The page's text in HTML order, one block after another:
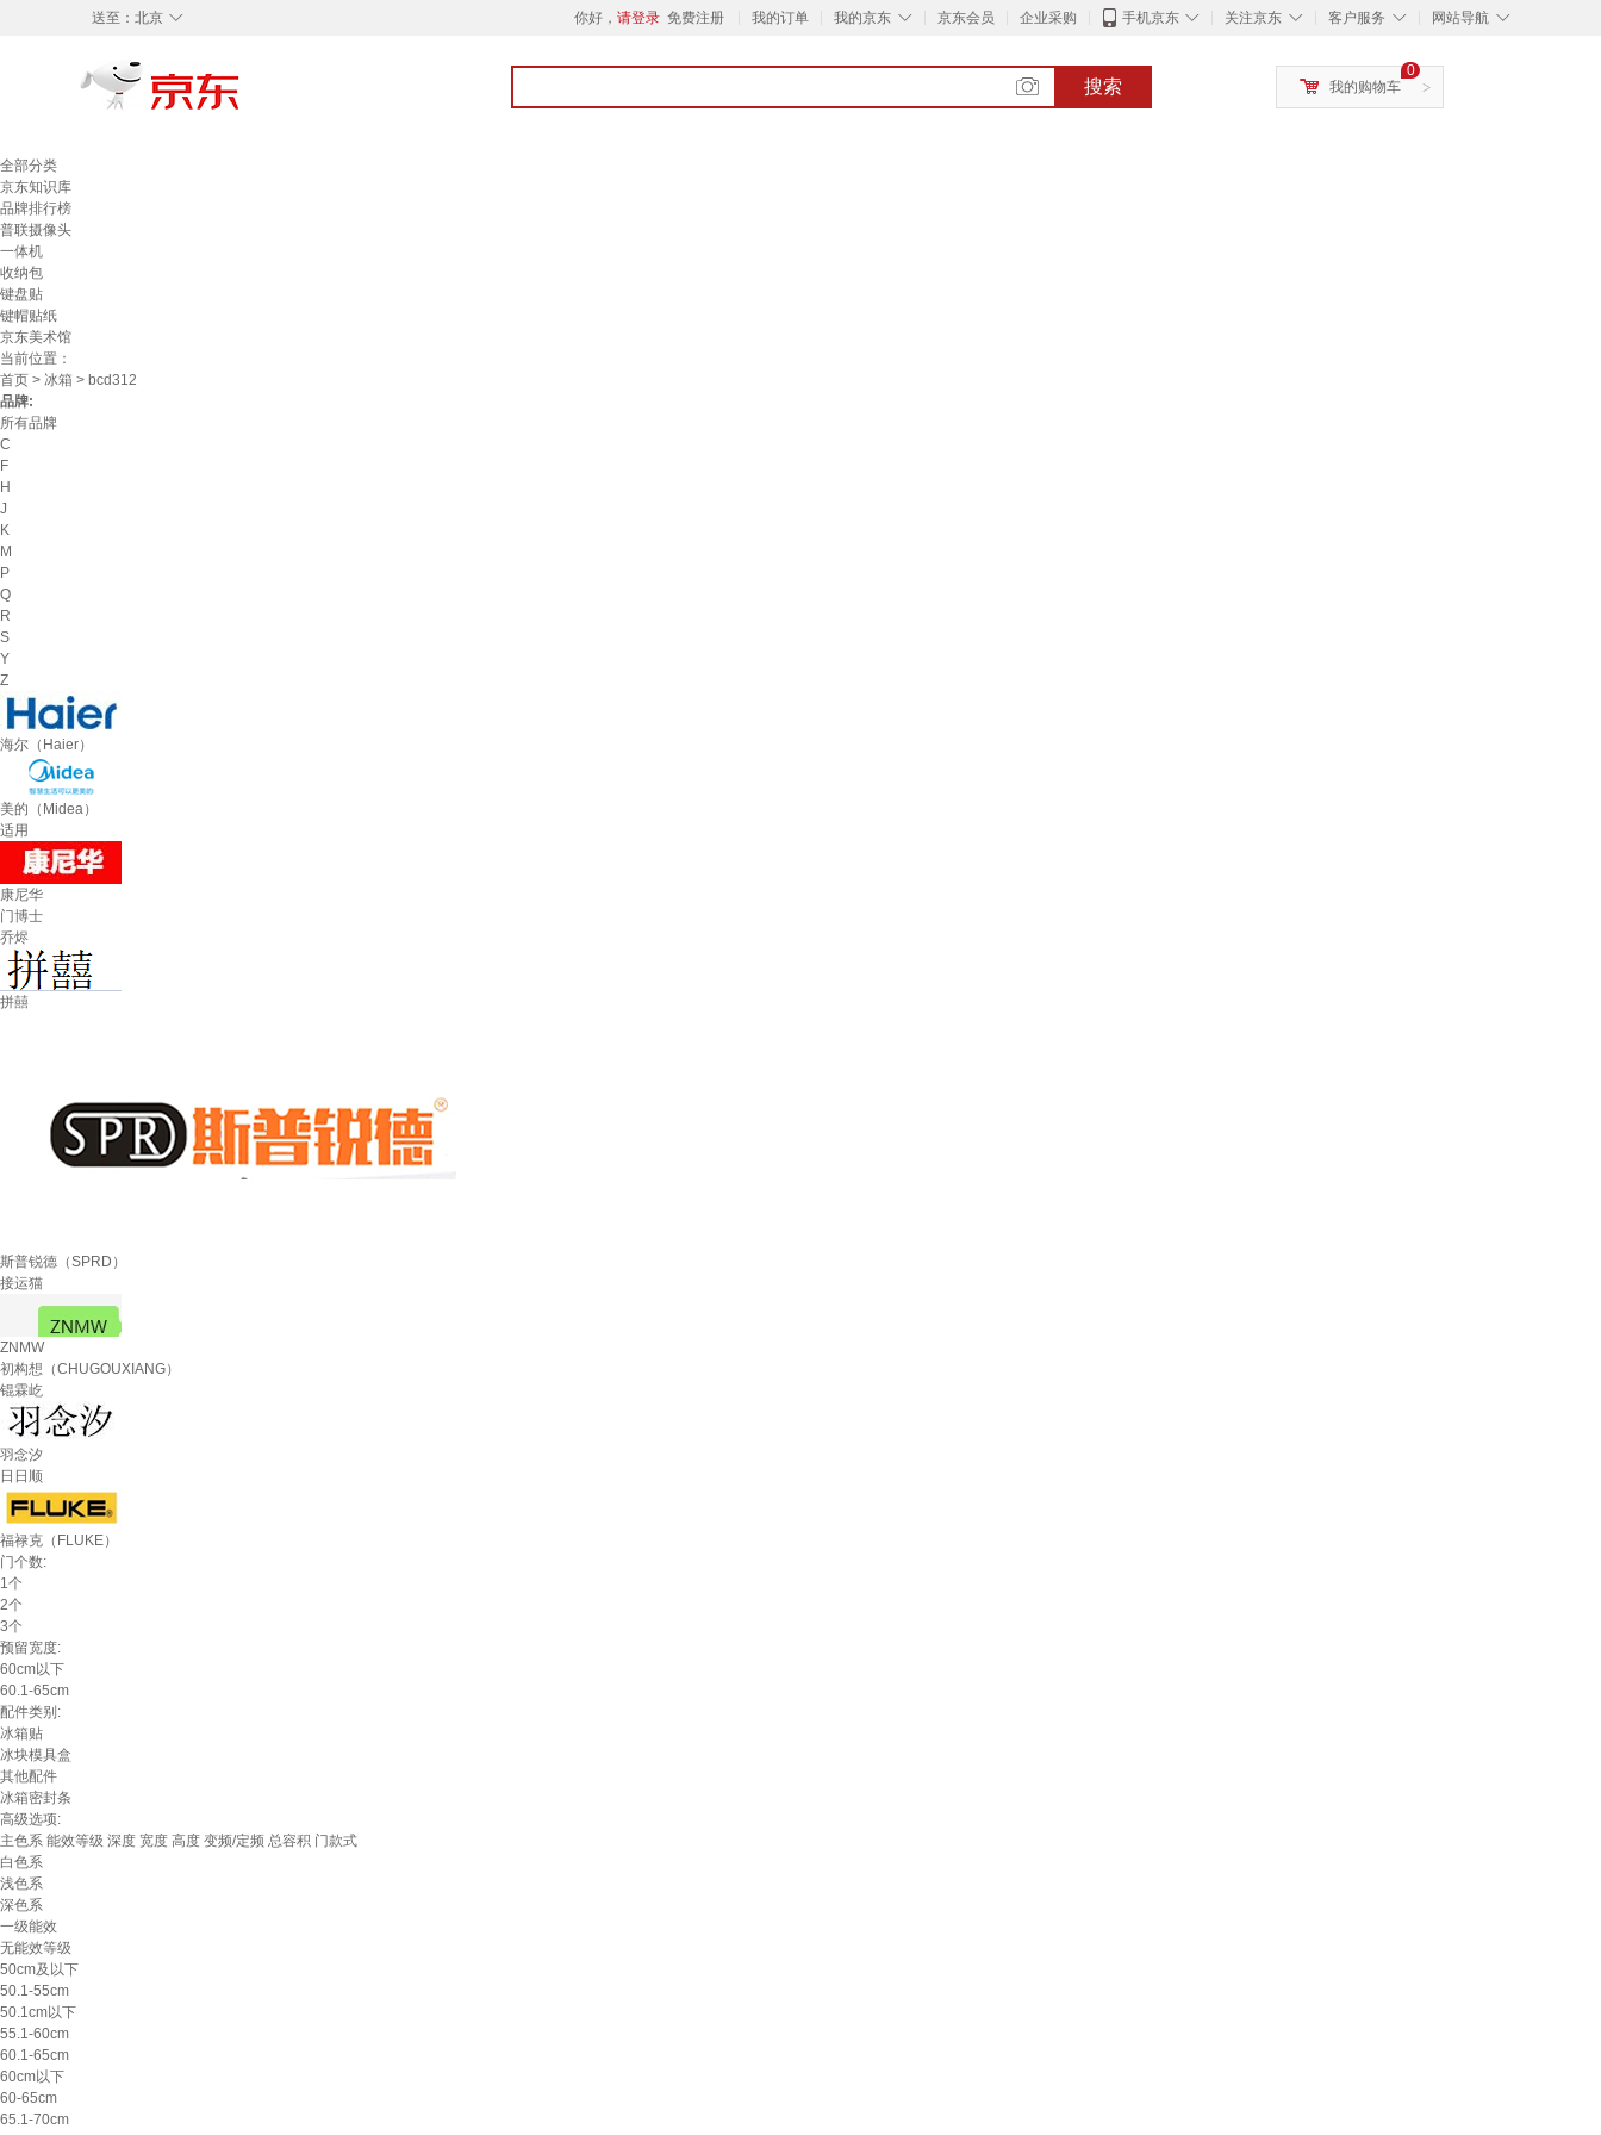
◇
送至： 北京 你好， 请登录 免费注册 我的订单 ◇
我的京东 京东会员 企业采购 ◇
手机京东 ◇
关注京东 ◇
客户服务 ◇
网站导航
搜索 >
0
我的购物车
全部分类
京东知识库
品牌排行榜
普联摄像头
一体机
收纳包
键盘贴
键帽贴纸
京东美术馆
当前位置：
首页 > 冰箱 > bcd312
品牌:
所有品牌
C
F
H
J
K
M
P
Q
R
S
Y
Z
海尔（Haier）
美的（Midea）
适用
康尼华
门博士
乔烬
拼囍
斯普锐德（SPRD）
接运猫
ZNMW
初构想（CHUGOUXIANG）
锟霖屹
羽念汐
日日顺
福禄克（FLUKE）
门个数:
1个
2个
3个
预留宽度:
60cm以下
60.1-65cm
配件类别:
冰箱贴
冰块模具盒
其他配件
冰箱密封条
高级选项:
主色系 能效等级 深度 宽度 高度 变频/定频 总容积 门款式
白色系
浅色系
深色系
一级能效
无能效等级
50cm及以下
50.1-55cm
50.1cm以下
55.1-60cm
60.1-65cm
60cm以下
60-65cm
65.1-70cm